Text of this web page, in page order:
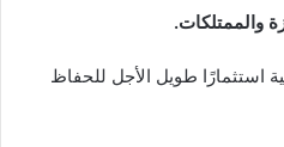
والممتلكات.
استثمارًا طويل الأجل للحفاظ